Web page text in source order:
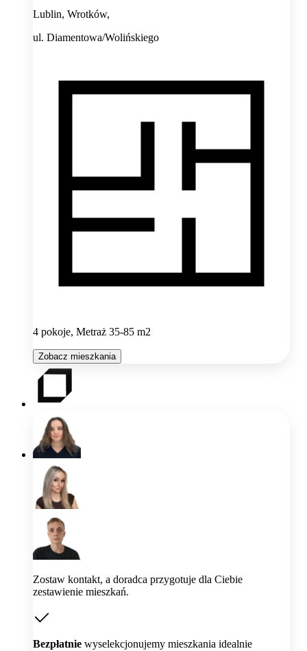
Lublin, Wrotków,
ul. Diamentowa/Wolińskiego
4 pokoje, Metraż 35-85 m2
Zobacz mieszkania
Zostaw kontakt, a doradca przygotuje dla Ciebie
zestawienie mieszkań.
Bezpłatnie wyselekcjonujemy mieszkania idealnie